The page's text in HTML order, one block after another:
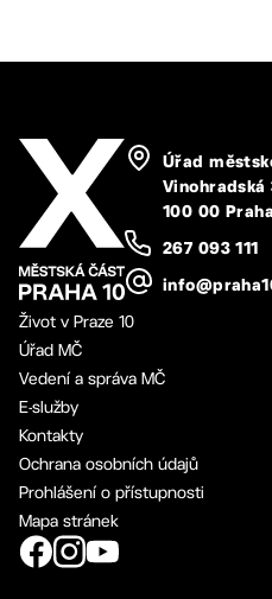
Úřad
Vinohradská
100 00
267 093 111
Život v Praze 10
Úřad MČ
Vedení a správa MČ
E-služby
Kontakty
Ochrana osobních údajů
Prohlášení o přístupnosti
Mapa stránek